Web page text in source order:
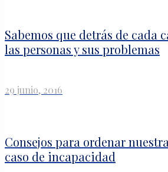
Sabemos que detrás de cada
las personas y sus problemas
29 junio, 2016
Consejos para ordenar
caso de incapacidad